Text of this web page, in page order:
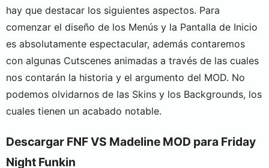
hay que destacar los siguientes aspectos. Para
comenzar el diseño de los Menús y la Pantalla de Inicio
es absolutamente espectacular, además contaremos
con algunas Cutscenes animadas a través de las cuales
nos contarán la historia y el argumento del MOD. No
podemos olvidarnos de las Skins y los Backgrounds, los
cuales tienen un acabado notable.
Descargar FNF VS Madeline MOD para Friday
Night Funkin